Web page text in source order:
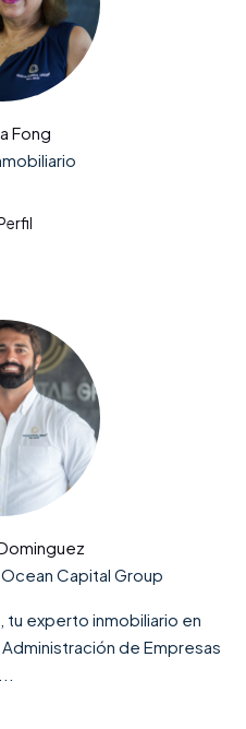
Fong
Capital Group
tu experto inmobiliario en
de Empresas